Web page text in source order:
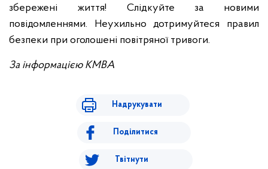
збережені життя! Слідкуйте за новими
повідомленнями. Неухильно дотримуйтеся правил
безпеки при оголошені повітряної тривоги.
За інформацією КМВА
Надрукувати
Поділитися
Твітнути